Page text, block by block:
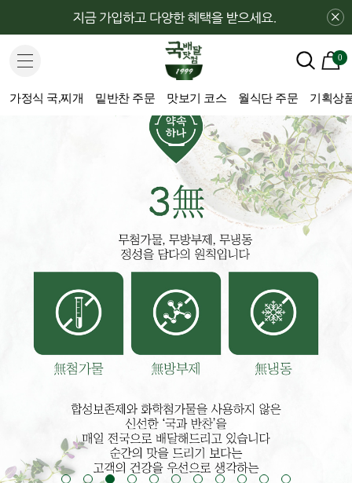
×
0
가정식 국,찌개 밑반찬 주문 맛보기 코스 월식단 주문 기획상